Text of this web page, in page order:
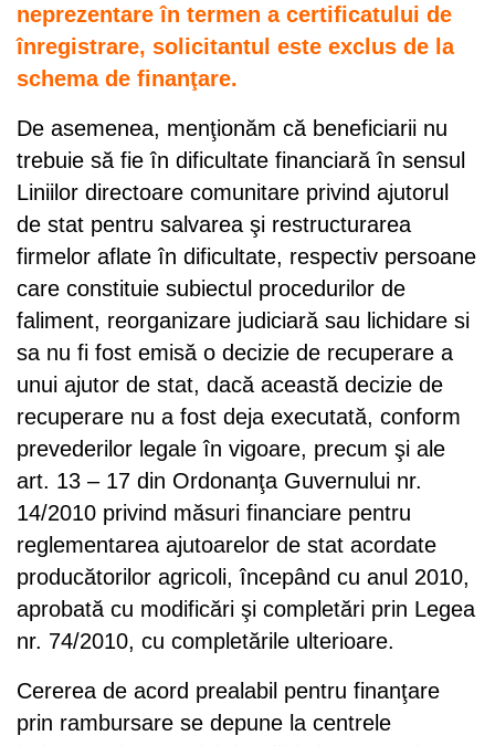
neprezentare în termen a certificatului de
înregistrare, solicitantul este exclus de la
schema de finanţare.
De asemenea, menţionăm că beneficiarii nu
trebuie să fie în dificultate financiară în sensul
Liniilor directoare comunitare privind ajutorul
de stat pentru salvarea şi restructurarea
firmelor aflate în dificultate, respectiv persoane
care constituie subiectul procedurilor de
faliment, reorganizare judiciară sau lichidare si
sa nu fi fost emisă o decizie de recuperare a
unui ajutor de stat, dacă această decizie de
recuperare nu a fost deja executată, conform
prevederilor legale în vigoare, precum şi ale
art. 13 – 17 din Ordonanţa Guvernului nr.
14/2010 privind măsuri financiare pentru
reglementarea ajutoarelor de stat acordate
producătorilor agricoli, începând cu anul 2010,
aprobată cu modificări şi completări prin Legea
nr. 74/2010, cu completările ulterioare.
Cererea de acord prealabil pentru finanţare
prin rambursare se depune la centrele